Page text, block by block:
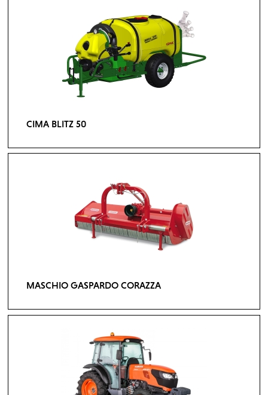
CIMA BLITZ 50
MASCHIO GASPARDO CORAZZA